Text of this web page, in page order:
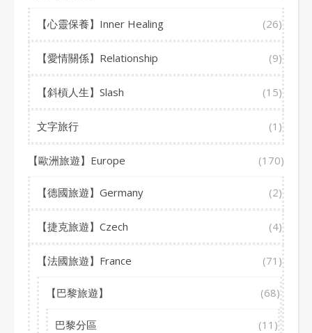
【心靈保養】Inner Healing (26)
【愛情關係】Relationship (9)
【斜槓人生】Slash (15)
文字旅行 (1)
【歐洲旅遊】Europe (170)
【德國旅遊】Germany (2)
【捷克旅遊】Czech (4)
【法國旅遊】France (71)
【巴黎旅遊】 (68)
巴黎分區 (11)